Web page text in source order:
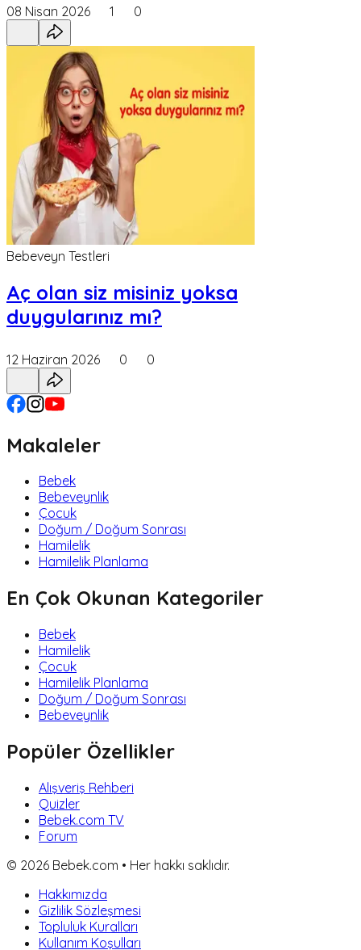
08 Nisan 2026 1 0
Bebeveyn Testleri
Aç olan siz misiniz yoksa
duygularınız mı?
12 Haziran 2026 0 0
Makaleler
Bebek
Bebeveynlik
Çocuk
Doğum / Doğum Sonrası
Hamilelik
Hamilelik Planlama
En Çok Okunan Kategoriler
Bebek
Hamilelik
Çocuk
Hamilelik Planlama
Doğum / Doğum Sonrası
Bebeveynlik
Popüler Özellikler
Alışveriş Rehberi
Quizler
Bebek.com TV
Forum
© 2026 Bebek.com • Her hakkı saklıdır.
Hakkımızda
Gizlilik Sözleşmesi
Topluluk Kuralları
Kullanım Koşulları